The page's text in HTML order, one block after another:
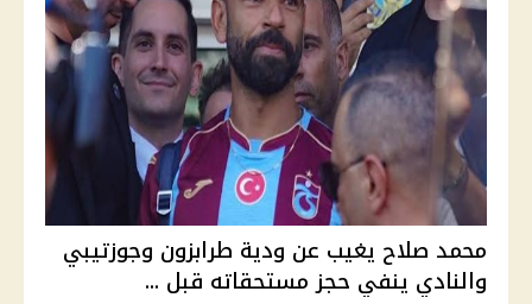
محمد صلاح يغيب عن ودية طرابزون وجوزتيبي
والنادي ينفي حجز مستحقاته قبل ...